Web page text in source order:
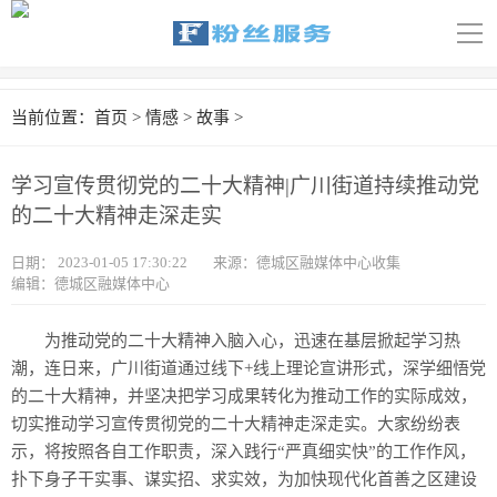
导
娱乐
汽车
财经
旅游
育儿
当前位置： 首页 > 情感 > 故事 >
学习宣传贯彻党的二十大精神|广川街道持续推动党
的二十大精神走深走实
日期： 2023-01-05 17:30:22
来源：德城区融媒体中心收集
编辑：德城区融媒体中心
为推动党的二十大精神入脑入心，迅速在基层掀起学习热
潮，连日来，广川街道通过线下+线上理论宣讲形式，深学细悟党
的二十大精神，并坚决把学习成果转化为推动工作的实际成效，
切实推动学习宣传贯彻党的二十大精神走深走实。大家纷纷表
示，将按照各自工作职责，深入践行“严真细实快”的工作作风，
扑下身子干实事、谋实招、求实效，为加快现代化首善之区建设